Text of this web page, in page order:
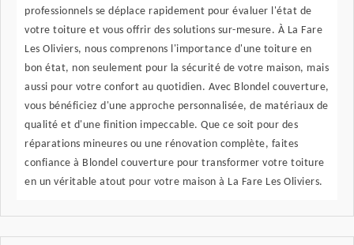
professionnels se déplace rapidement pour évaluer l'état de
votre toiture et vous offrir des solutions sur-mesure. À La Fare
Les Oliviers, nous comprenons l'importance d'une toiture en
bon état, non seulement pour la sécurité de votre maison, mais
aussi pour votre confort au quotidien. Avec Blondel couverture,
vous bénéficiez d'une approche personnalisée, de matériaux de
qualité et d'une finition impeccable. Que ce soit pour des
réparations mineures ou une rénovation complète, faites
confiance à Blondel couverture pour transformer votre toiture
en un véritable atout pour votre maison à La Fare Les Oliviers.